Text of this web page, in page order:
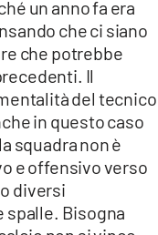
un anno fa era
che ci siano
che potrebbe
Il
del tecnico
in questo caso
squadra non è
e offensivo verso
diversi
spalle. Bisogna